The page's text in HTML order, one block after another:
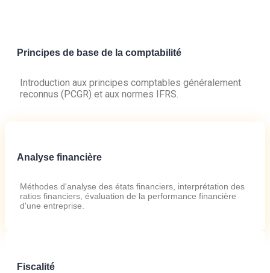
Principes de base de la comptabilité
Introduction aux principes comptables généralement
reconnus (PCGR) et aux normes IFRS.
Analyse financière
Méthodes d'analyse des états financiers, interprétation des
ratios financiers, évaluation de la performance financière
d'une entreprise.
Fiscalité